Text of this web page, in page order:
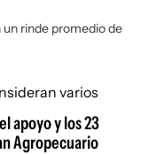
un rinde promedio de
apoyo y los 23
Agropecuario